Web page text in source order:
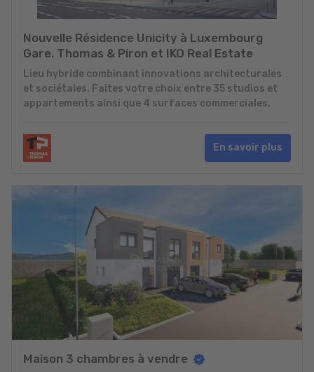
Nouvelle Résidence Unicity à Luxembourg
Gare. Thomas & Piron et IKO Real Estate
Lieu hybride combinant innovations architecturales
et sociétales. Faites votre choix entre 35 studios et
appartements ainsi que 4 surfaces commerciales.
En savoir plus
Maison 3 chambres à vendre